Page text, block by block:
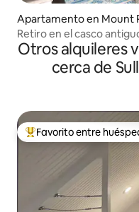
Apartamento en Mount
Retiro en el casco
Charleston, playa
Otros alquileres
cerca de
Favorito entre
Favorito entre